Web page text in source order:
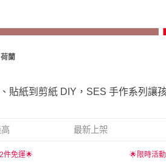
蘭
貼紙到剪紙 DIY，SES 手作系列讓
最新上架
件免運🌟 🌟限時活